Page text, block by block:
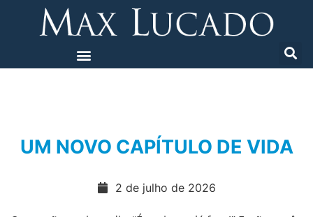
UM NOVO CAPÍTULO DE VIDA
2 de julho de 2026